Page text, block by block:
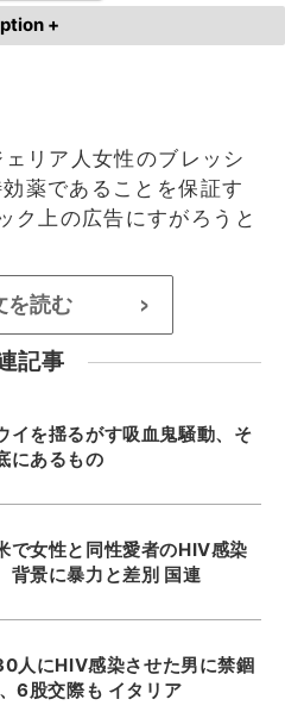
+
リア人女性のブレッシ
薬であることを保証す
ク上の広告にすがろうと
を読む >
記事
イを揺るがす吸血鬼騒動、そ
にあるもの
で女性と同性愛者のHIV感染
背景に暴力と差別 国連
人にHIV感染させた男に禁錮
6股交際も イタリア